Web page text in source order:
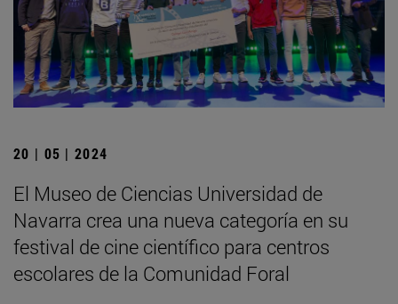
20 | 05 | 2024
El Museo de Ciencias Universidad de
Navarra crea una nueva categoría en su
festival de cine científico para centros
escolares de la Comunidad Foral